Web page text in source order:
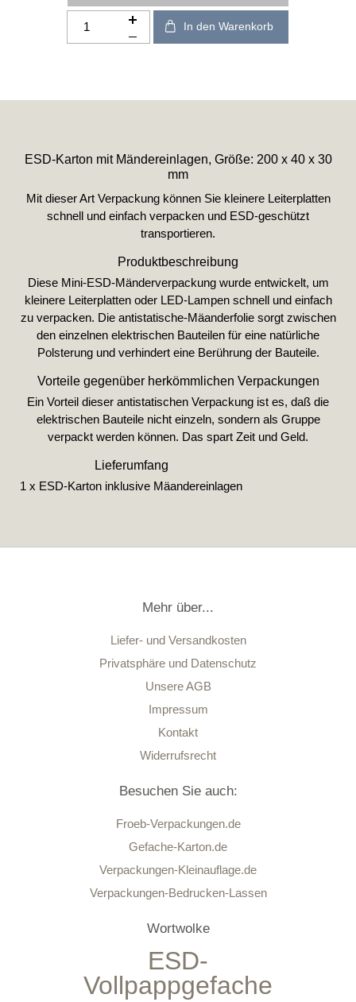
In den Warenkorb
ESD-Karton mit Mändereinlagen, Größe: 200 x 40 x 30
mm
Mit dieser Art Verpackung können Sie kleinere Leiterplatten
schnell und einfach verpacken und ESD-geschützt
transportieren.
Produktbeschreibung
Diese Mini-ESD-Mänderverpackung wurde entwickelt, um
kleinere Leiterplatten oder LED-Lampen schnell und einfach
zu verpacken. Die antistatische-Mäanderfolie sorgt zwischen
den einzelnen elektrischen Bauteilen für eine natürliche
Polsterung und verhindert eine Berührung der Bauteile.
Vorteile gegenüber herkömmlichen Verpackungen
Ein Vorteil dieser antistatischen Verpackung ist es, daß die
elektrischen Bauteile nicht einzeln, sondern als Gruppe
verpackt werden können. Das spart Zeit und Geld.
Lieferumfang
1 x ESD-Karton inklusive Mäandereinlagen
Mehr über...
Liefer- und Versandkosten
Privatsphäre und Datenschutz
Unsere AGB
Impressum
Kontakt
Widerrufsrecht
Besuchen Sie auch:
Froeb-Verpackungen.de
Gefache-Karton.de
Verpackungen-Kleinauflage.de
Verpackungen-Bedrucken-Lassen
Wortwolke
ESD-
Vollpappgefache